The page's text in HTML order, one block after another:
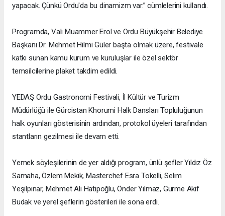
yapacak. Çünkü Ordu'da bu dinamizm var.” cümlelerini kullandı.
Programda, Vali Muammer Erol ve Ordu Büyükşehir Belediye
Başkanı Dr. Mehmet Hilmi Güler başta olmak üzere, festivale
katkı sunan kamu kurum ve kuruluşlar ile özel sektör
temsilcilerine plaket takdim edildi.
YEDAŞ Ordu Gastronomi Festivali, İl Kültür ve Turizm
Müdürlüğü ile Gürcistan Khorumi Halk Dansları Topluluğunun
halk oyunları gösterisinin ardından, protokol üyeleri tarafından
stantların gezilmesi ile devam etti.
Yemek söyleşilerinin de yer aldığı program, ünlü şefler Yıldız Öz
Samaha, Özlem Mekik, Masterchef Esra Tokelli, Selim
Yeşilpınar, Mehmet Ali Hatipoğlu, Önder Yılmaz, Gurme Akif
Budak ve yerel şeflerin gösterileri ile sona erdi.